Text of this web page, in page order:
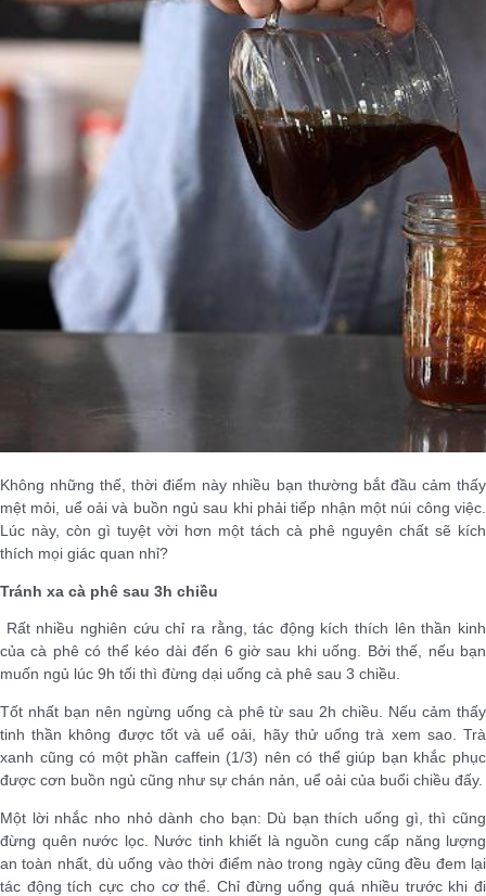
Không những thế, thời điểm này nhiều bạn thường bắt đầu cảm thấy
mệt mỏi, uể oải và buồn ngủ sau khi phải tiếp nhận một núi công việc.
Lúc này, còn gì tuyệt vời hơn một tách cà phê nguyên chất sẽ kích
thích mọi giác quan nhỉ?
Tránh xa cà phê sau 3h chiều
Rất nhiều nghiên cứu chỉ ra rằng, tác động kích thích lên thần kinh
của cà phê có thể kéo dài đến 6 giờ sau khi uống. Bởi thế, nếu bạn
muốn ngủ lúc 9h tối thì đừng dại uống cà phê sau 3 chiều.
Tốt nhất bạn nên ngừng uống cà phê từ sau 2h chiều. Nếu cảm thấy
tinh thần không được tốt và uể oải, hãy thử uống trà xem sao. Trà
xanh cũng có một phần caffein (1/3) nên có thể giúp bạn khắc phục
được cơn buồn ngủ cũng như sự chán nản, uể oải của buổi chiều đấy.
Một lời nhắc nho nhỏ dành cho bạn: Dù bạn thích uống gì, thì cũng
đừng quên nước lọc. Nước tinh khiết là nguồn cung cấp năng lượng
an toàn nhất, dù uống vào thời điểm nào trong ngày cũng đều đem lại
tác động tích cực cho cơ thể. Chỉ đừng uống quá nhiều trước khi đi